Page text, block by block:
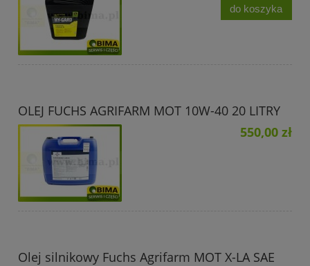
do koszyka
OLEJ FUCHS AGRIFARM MOT 10W-40 20 LITRY
550,00 zł
Olej silnikowy Fuchs Agrifarm MOT X-LA SAE